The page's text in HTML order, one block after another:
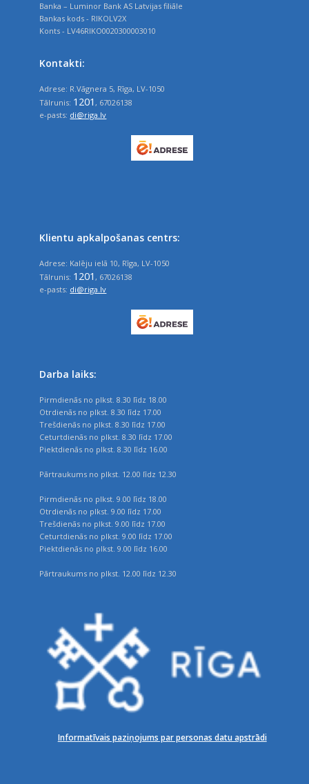
Banka – Luminor Bank AS Latvijas filiāle
Bankas kods - RIKOLV2X
Konts - LV46RIKO0020300003010
Kontakti:
Adrese: R.Vāgnera 5, Rīga, LV-1050
Tālrunis: 1201, 67026138
e-pasts: di@riga.lv
Klientu apkalpošanas centrs:
Adrese: Kalēju ielā 10, Rīga, LV-1050
Tālrunis: 1201 , 67026138
e-pasts: di@riga.lv
Darba laiks:
Pirmdienās no plkst. 8.30 līdz 18.00
Otrdienās no plkst. 8.30 līdz 17.00
Trešdienās no plkst. 8.30 līdz 17.00
Ceturtdienās no plkst. 8.30 līdz 17.00
Piektdienās no plkst. 8.30 līdz 16.00
Pārtraukums no plkst. 12.00 līdz 12.30
Pirmdienās no plkst. 9.00 līdz 18.00
Otrdienās no plkst. 9.00 līdz 17.00
Trešdienās no plkst. 9.00 līdz 17.00
Ceturtdienās no plkst. 9.00 līdz 17.00
Piektdienās no plkst. 9.00 līdz 16.00
Pārtraukums no plkst. 12.00 līdz 12.30
Informatīvais paziņojums par personas datu apstrādi